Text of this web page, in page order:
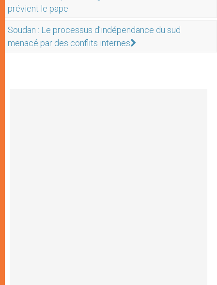
prévient le pape
Soudan : Le processus d’indépendance du sud
menacé par des conflits internes